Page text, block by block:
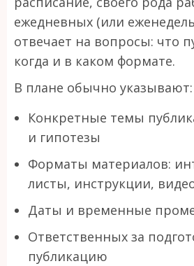
ежедневных (или
отвечает на вопросы: что
когда и в каком формате.
В плане обычно указывают:
Конкретные темы
и гипотезы
Форматы материалов:
листы, инструкции,
Даты и временные
Ответственных за
публикацию